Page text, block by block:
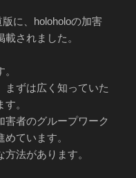
に、holoholoの加害
されました。
まずは広く知っていた
。
害者のグループワーク
ています。
法があります。